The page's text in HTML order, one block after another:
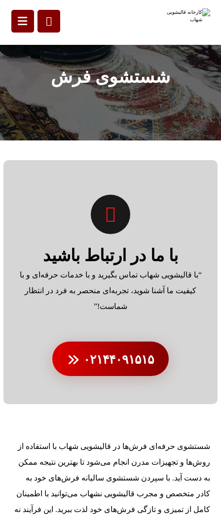
شستشوی فرش
با ما در ارتباط باشید
“با قالیشویی شهاب تماس بگیرید و با خدمات حرفه‌ای و با
کیفیت ما آشنا شوید، تجربه‌ای منحصر به فرد در انتظار
شماست!”
۰۲۱۴۴۰۹۱۵۱۵
شستشوی حرفه‌ای فرش‌ها در قالیشویی شهاب با استفاده از
روش‌ها و تجهیزات مدرن انجام می‌شود تا بهترین نتیجه ممکن
به دست آید. با سپردن شستشوی سالیانه فرش‌های خود به
کادر متخصص و مجرب قالیشویی نشهاب می‌توانید با اطمینان
کامل از تمیزی و تازگی فرش‌های خود لذت ببرید. این فرآیند نه